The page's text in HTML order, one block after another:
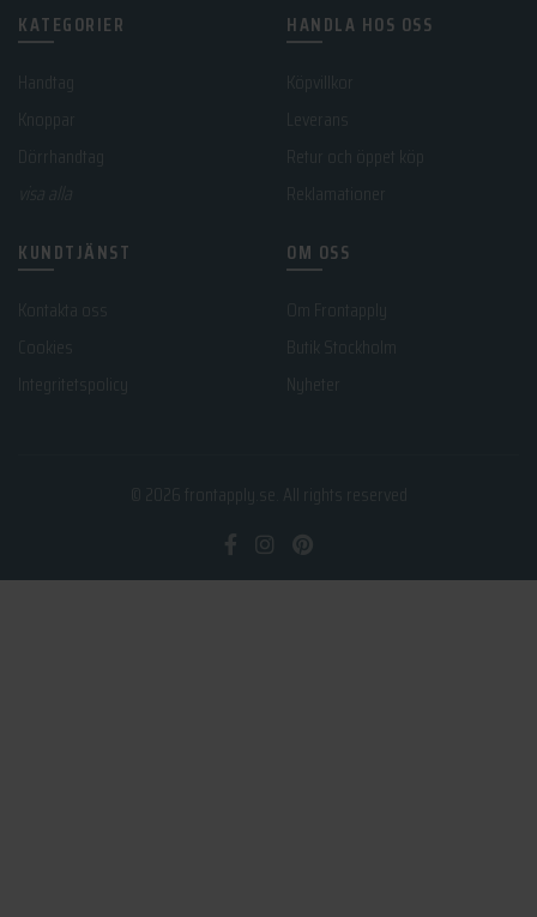
KATEGORIER
Handtag
Dörrhandtag
HANDLA HOS OSS
Retur och öppet köp
Reklamationer
KUNDTJÄNST
Kontakta oss
Integritetspolicy
OM OSS
Om Frontapply
Butik Stockholm
Nyheter
frontapply.se . All rights reserved